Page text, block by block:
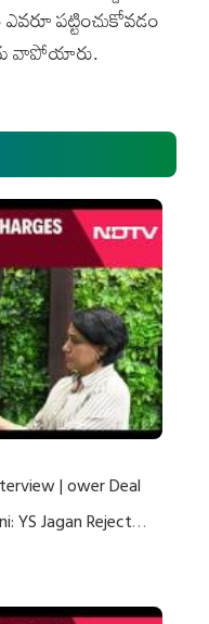
పట్టించుకోవడం
వాపోయారు.
| ower Deal
YS Jagan Rejects